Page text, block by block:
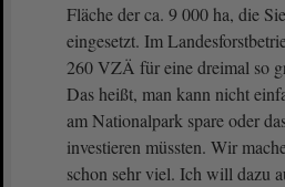
Fläche der ca. 9 000 ha, die
eingesetzt. Im
260 VZÄ für eine dreimal so
Das heißt, man kann nicht
am Nationalpark spare oder
investieren müssten. Wir
schon sehr viel. Ich will dazu